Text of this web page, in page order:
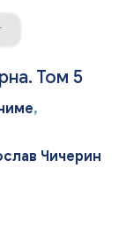
Том 5
,
Чичерин